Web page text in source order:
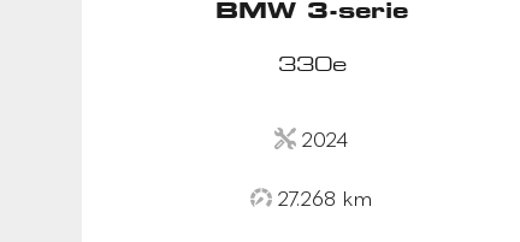
BMW 3-serie
330e
2024
27.268 km